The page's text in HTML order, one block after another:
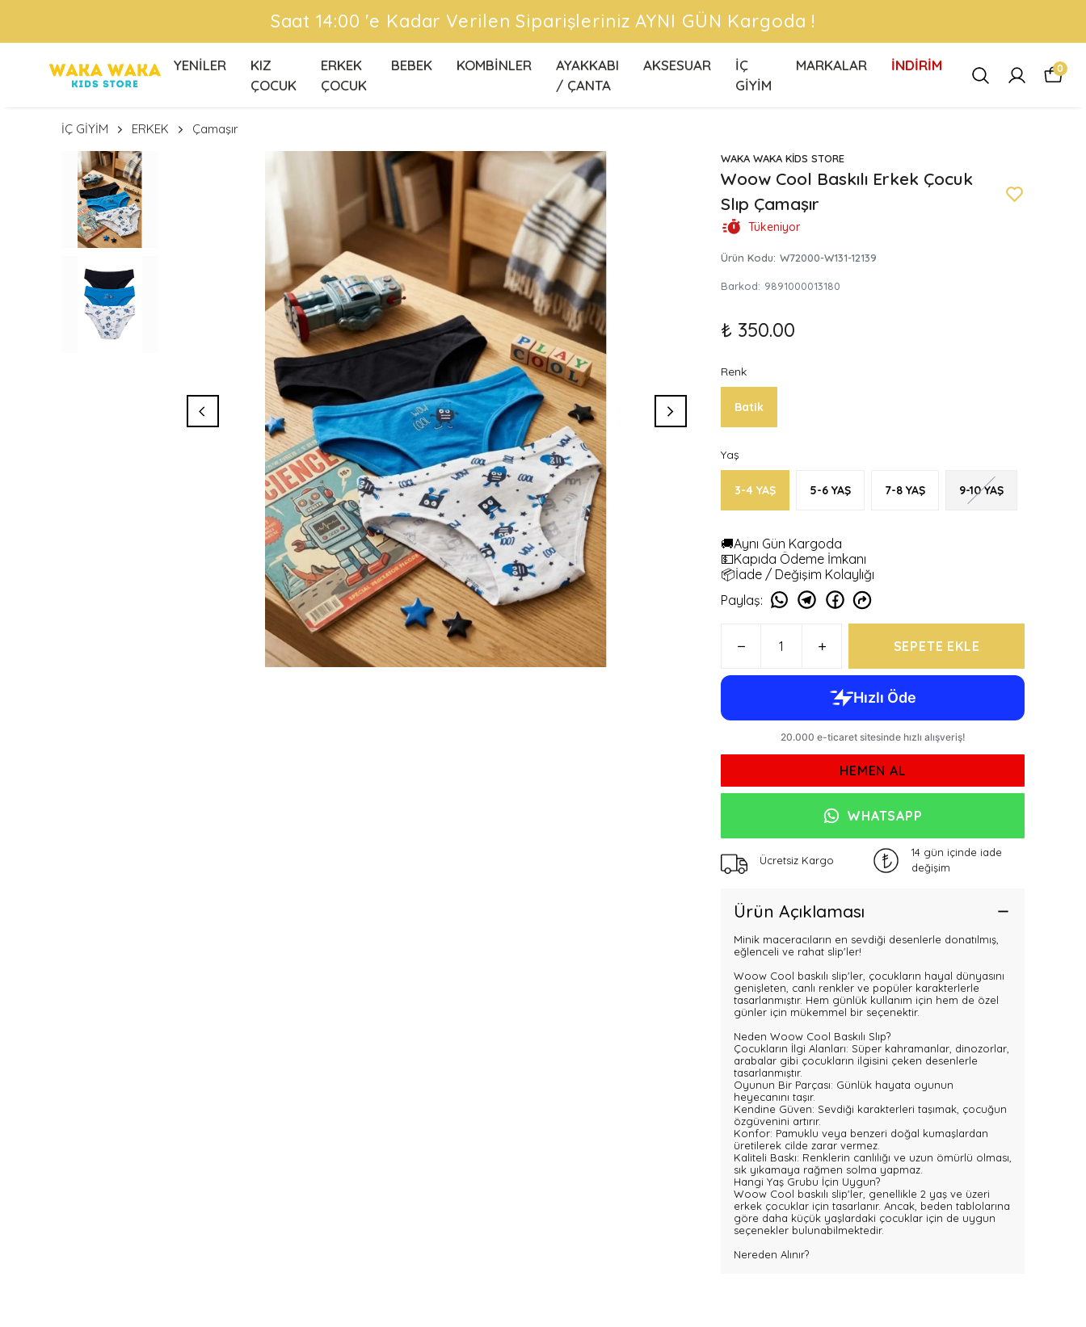
ÜCRETSİZ KARGO FIRSATLARINI KAÇIRMA !
YENİLER
KIZ
ÇOCUK
ERKEK
ÇOCUK
BEBEK KOMBİNLER
AYAKKABI
/ ÇANTA
AKSESUAR
İÇ
GİYİM
MARKALAR İNDİRİM 0
İÇ GİYİM ERKEK Çamaşır
WAKA WAKA KİDS STORE
Woow Cool Baskılı Erkek Çocuk
Slıp Çamaşır
Tükeniyor
Ürün Kodu: W72000-W131-12139
Barkod: 9891000013180
₺ 350.00
Renk
Batik
Yaş
3-4 YAŞ 5-6 YAŞ 7-8 YAŞ 9-10 YAŞ
🚚Aynı Gün Kargoda
💵Kapıda Ödeme İmkanı
📦İade / Değişim Kolaylığı
Paylaş:
SEPETE EKLE
HEMEN AL
WHATSAPP
Ücretsiz Kargo
14 gün içinde iade
değişim
Ürün Açıklaması
Minik maceracıların en sevdiği desenlerle donatılmış,
eğlenceli ve rahat slip'ler!
Woow Cool baskılı slip'ler, çocukların hayal dünyasını
genişleten, canlı renkler ve popüler karakterlerle
tasarlanmıştır. Hem günlük kullanım için hem de özel
günler için mükemmel bir seçenektir.
Neden Woow Cool Baskılı Slıp?
Çocukların İlgi Alanları: Süper kahramanlar, dinozorlar,
arabalar gibi çocukların ilgisini çeken desenlerle
tasarlanmıştır.
Oyunun Bir Parçası: Günlük hayata oyunun
heyecanını taşır.
Kendine Güven: Sevdiği karakterleri taşımak, çocuğun
özgüvenini artırır.
Konfor: Pamuklu veya benzeri doğal kumaşlardan
üretilerek cilde zarar vermez.
Kaliteli Baskı: Renklerin canlılığı ve uzun ömürlü olması,
sık yıkamaya rağmen solma yapmaz.
Hangi Yaş Grubu İçin Uygun?
Woow Cool baskılı slip'ler, genellikle 2 yaş ve üzeri
erkek çocuklar için tasarlanır. Ancak, beden tablolarına
göre daha küçük yaşlardaki çocuklar için de uygun
seçenekler bulunabilmektedir.
Nereden Alınır?